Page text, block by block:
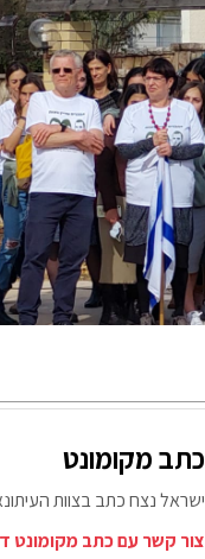
כתב מקומונט
ישראל נצח כתב בצוות
צור קשר עם כתב מקומונט